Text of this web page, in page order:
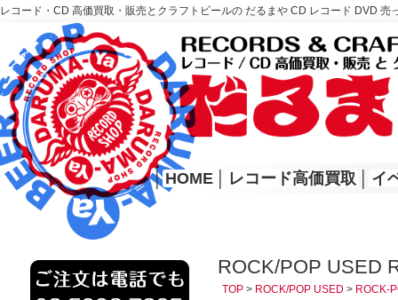
レコード・CD 高価買取・販売とクラフトビールの だるまや CD レコード DVD
レコード高価買取はこちら
HOME
│ HOME レコード高価買取 イ
ROCK/POP USED
TOP > ROCK/POP USED > ROCK-